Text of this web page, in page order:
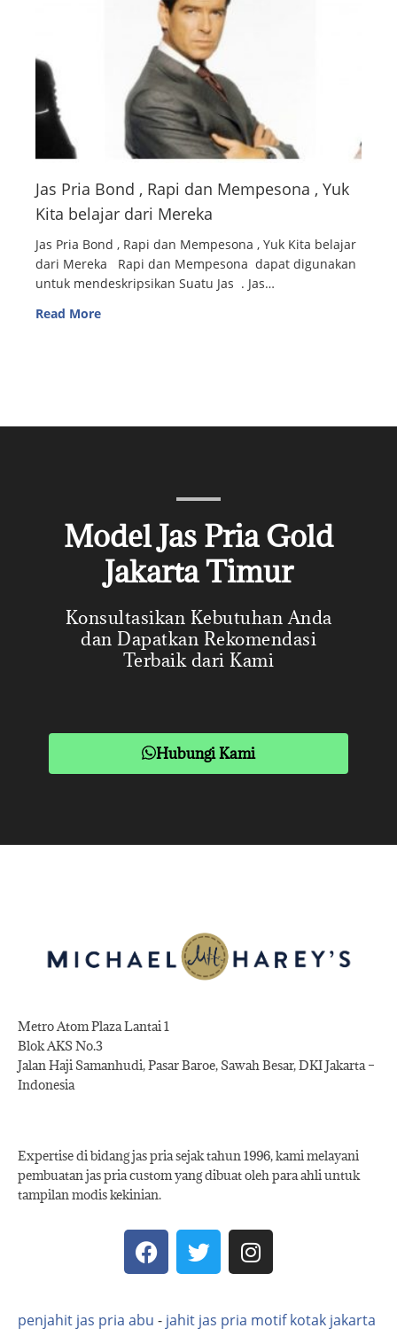
Jas Pria Bond , Rapi dan Mempesona , Yuk
Kita belajar dari Mereka
Jas Pria Bond , Rapi dan Mempesona , Yuk Kita belajar
dari Mereka Rapi dan Mempesona dapat digunakan
untuk mendeskripsikan Suatu Jas . Jas…
Read More
Model Jas Pria Gold
Jakarta Timur
Konsultasikan Kebutuhan Anda
dan Dapatkan Rekomendasi
Terbaik dari Kami
Hubungi Kami
Metro Atom Plaza Lantai 1
Blok AKS No.3
Jalan Haji Samanhudi, Pasar Baroe, Sawah Besar, DKI Jakarta –
Indonesia
Expertise di bidang jas pria sejak tahun 1996, kami melayani
pembuatan jas pria custom yang dibuat oleh para ahli untuk
tampilan modis kekinian.
penjahit jas pria abu - jahit jas pria motif kotak jakarta